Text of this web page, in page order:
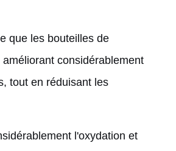
que les bouteilles de
considérablement
tout en réduisant les
l'oxydation et